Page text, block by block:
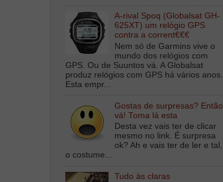
A-rival Spoq (Globalsat GH-
625XT) um relógio GPS
contra a corrent€€€
Nem só de Garmins vive o
mundo dos relógios com
GPS. Ou de Suuntos vá. A Globalsat
produz relógios com GPS há vários anos.
Esta empr...
Gostas de surpresas? Então
vá! Toma lá esta
Desta vez vais ter de clicar
mesmo no link. É surpresa
ok? Ah e vais ter de ler e tal,
o costume...
Tudo às claras